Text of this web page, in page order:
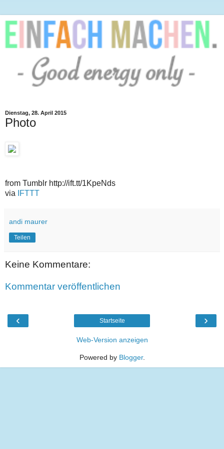
Dienstag, 28. April 2015
Photo
from Tumblr http://ift.tt/1KpeNds
via
IFTTT
andi maurer
Teilen
Keine Kommentare:
Kommentar veröffentlichen
‹ ›
Startseite
Web-Version anzeigen
Powered by Blogger.